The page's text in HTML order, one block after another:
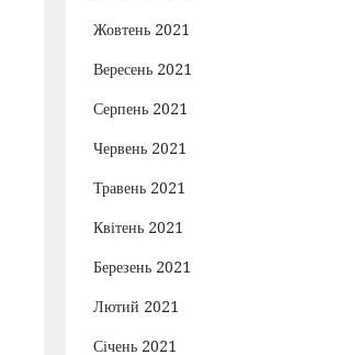
Жовтень 2021
Вересень 2021
Серпень 2021
Червень 2021
Травень 2021
Квітень 2021
Березень 2021
Лютий 2021
Січень 2021